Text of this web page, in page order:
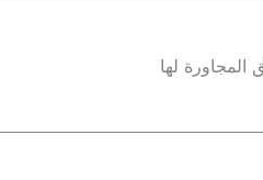
المجاورة لها